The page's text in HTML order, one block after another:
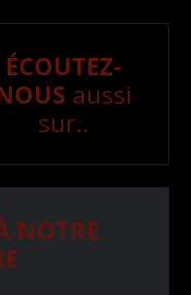
ÉCOUTEZ-
aussi
sur..
NOTRE